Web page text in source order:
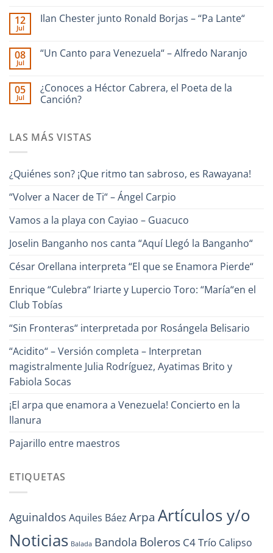
dedicado
–
Interpreta
comentarios
🎹
Iriarte
Evaristo
Aparicio
12
Jul
Ilan Chester junto Ronald Borjas – “Pa Lante“
en
Ronald
Borjas
–
08
Jul
“Un Canto para Venezuela“ – Alfredo Naranjo
en
“Un
Canto
Alfredo
05
Jul
¿Conoces a Héctor Cabrera, el Poeta de la
Canción?
en
¿Conoces
el
la
LAS MÁS VISTAS
¿Quiénes son? ¡Que ritmo tan sabroso, es Rawayana!
“Volver a Nacer de Ti“ – Ángel Carpio
Vamos a la playa con Cayiao – Guacuco
Joselin Banganho nos canta “Aquí Llegó la Banganho“
César Orellana interpreta “El que se Enamora Pierde“
Enrique “Culebra“ Iriarte y Lupercio Toro: “María“en el
Club Tobías
“Sin Fronteras“ interpretada por Rosángela Belisario
“Acidito“ – Versión completa – Interpretan
magistralmente Julia Rodríguez, Ayatimas Brito y
Fabiola Socas
¡El arpa que enamora a Venezuela! Concierto en la
llanura
Pajarillo entre maestros
ETIQUETAS
Aguinaldos Aquiles Báez Arpa Artículos y/o
Noticias Balada Bandola Boleros C4 Trío Calipso